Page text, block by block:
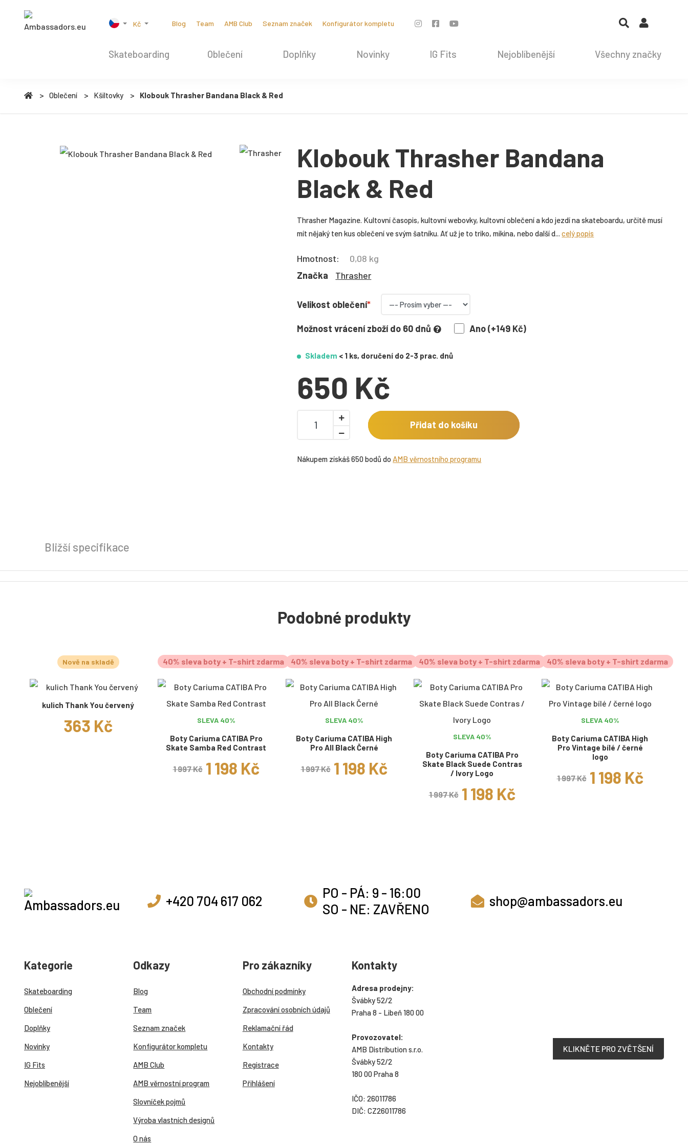
Kč Blog Team AMB Club Seznam značek Konfigurátor kompletu
Skateboarding Oblečení Doplňky Novinky IG Fits Nejoblíbenější Všechny značky
Oblečení Kšiltovky Klobouk Thrasher Bandana Black & Red
Klobouk Thrasher Bandana
Black & Red
Thrasher Magazine. Kultovní časopis, kultovní webovky, kultovní oblečení a kdo jezdí na skateboardu, určitě musí
mít nějaký ten kus oblečení ve svým šatníku. Ať už je to triko, mikina, nebo další d...celý popis
Hmotnost:
0,08 kg
Značka
Thrasher
Velikost oblečení
Možnost vrácení zboží do 60 dnů Ano (+149 Kč)
Skladem < 1 ks, doručení do 2-3 prac. dnů
650 Kč
Přidat do košíku
Nákupem získáš 650 bodů do AMB věrnostního programu
Bližší specifikace
Podobné produkty
Nově na skladě
kulich Thank You červený
363 Kč
40% sleva boty + T-shirt zdarma
SLEVA 40%
Boty Cariuma CATIBA Pro
Skate Samba Red Contrast
1 997 Kč 1 198 Kč
40% sleva boty + T-shirt zdarma
SLEVA 40%
Boty Cariuma CATIBA High
Pro All Black Černé
1 997 Kč 1 198 Kč
40% sleva boty + T-shirt zdarma
SLEVA 40%
Boty Cariuma CATIBA Pro
Skate Black Suede Contras
/ Ivory Logo
1 997 Kč 1 198 Kč
40% sleva boty + T-shirt zdarma
SLEVA 40%
Boty Cariuma CATIBA High
Pro Vintage bílé / černé
logo
1 997 Kč 1 198 Kč
+420 704 617 062
PO - PÁ: 9 - 16:00
SO - NE: ZAVŘENO
shop@ambassadors.eu
Kategorie
Skateboarding
Oblečení
Doplňky
Novinky
IG Fits
Nejoblíbenější
Odkazy
Blog
Team
Seznam značek
Konfigurátor kompletu
AMB Club
AMB věrnostní program
Slovníček pojmů
Výroba vlastních designů
O nás
Pro zákazníky
Obchodní podmínky
Zpracování osobních údajů
Reklamační řád
Kontakty
Registrace
Přihlášení
Kontakty
Adresa prodejny:
Švábky 52/2
Praha 8 - Libeň 180 00
Provozovatel:
AMB Distribution s.r.o.
Švábky 52/2
180 00 Praha 8
IČO: 26011786
DIČ: CZ26011786
KLIKNĚTE PRO ZVĚTŠENÍ